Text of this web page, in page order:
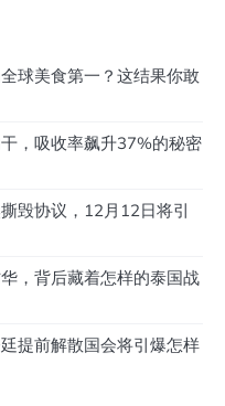
球美食第一？这结果你敢
，吸收率飙升37%的秘密
毁协议，12月12日将引
，背后藏着怎样的泰国战
提前解散国会将引爆怎样